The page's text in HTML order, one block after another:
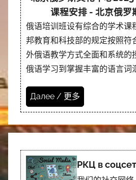
课程安排 - 北京俄罗
俄语培训班设有综合的学术课
邦教育和科技部的规定按照符
外俄语教学方式全面和系统的
俄语学习到掌握丰富的语言词
Далее / 更多
РКЦ в